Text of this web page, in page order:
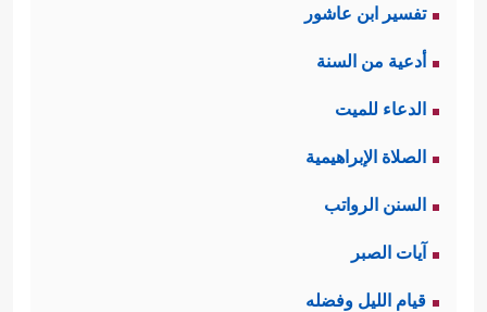
تفسير ابن عاشور
أدعية من السنة
الدعاء للميت
الصلاة الإبراهيمية
السنن الرواتب
آيات الصبر
قيام الليل وفضله